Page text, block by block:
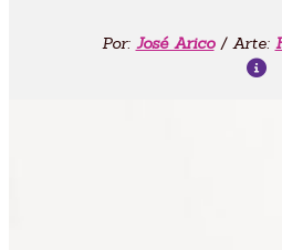
Por: José Arico/ Arte: